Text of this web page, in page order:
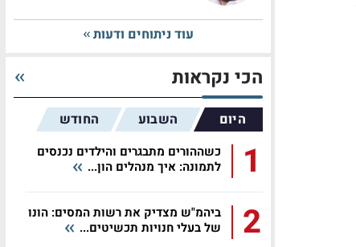
עוד ניתוחים ודעות
הכי נקראות
היום השבוע החודש
1
כשההורים מתבגרים והילדים נכנסים
לתמונה: איך מנהלים הון...
2
ביהמ"ש מצדיק את רשות המסים: הונו
של בעלי חנויות תכשיטים...